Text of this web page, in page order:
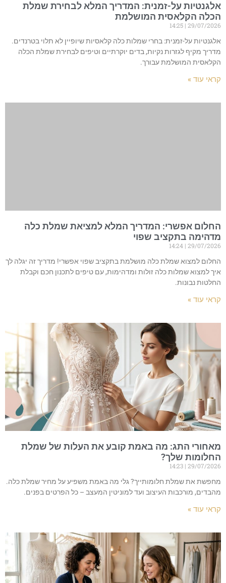
אלגנטיות על-זמנית: המדריך המלא לבחירת שמלת
הכלה הקלאסית המושלמת
29/07/2026
אלגנטיות על-זמנית: בחרי שמלות כלה קלאסיות שיופיין לא תלוי בטרנדים.
מדריך מקיף לגזרות נקיות, בדים יוקרתיים וטיפים לבחירת שמלת הכלה
הקלאסית המושלמת עבורך.
קראי עוד »
החלום אפשרי: המדריך המלא למציאת שמלת כלה
מדהימה בתקציב שפוי
29/07/2026
החלום למצוא שמלת כלה מושלמת בתקציב שפוי אפשרי! מדריך זה יגלה לך
איך למצוא שמלות כלה זולות ומדהימות, עם טיפים לתכנון חכם וקבלת
החלטות נבונות.
קראי עוד »
מאחורי התג: מה באמת קובע את העלות של שמלת
החלומות שלך?
29/07/2026
מחפשת את שמלת חלומותייך? גלי מה באמת משפיע על מחיר שמלת כלה.
מהבדים, מורכבות העיצוב ועד למוניטין המעצב – כל הפרטים בפנים.
קראי עוד »